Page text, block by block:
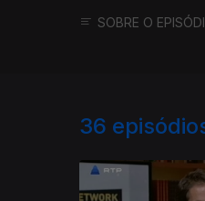
SOBRE O
36